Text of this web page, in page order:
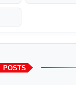
POSTS